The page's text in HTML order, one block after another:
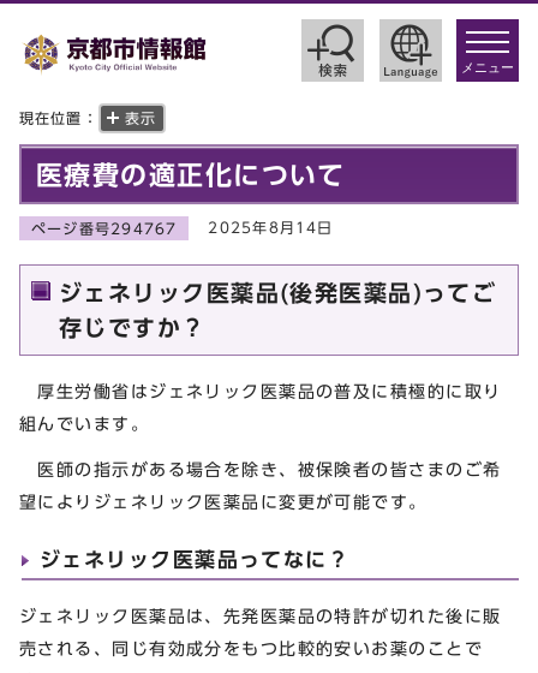
toggle
メニュー
現在位置： 表示
医療費の適正化について
ページ番号294767 2025年8月14日
ジェネリック医薬品(後発医薬品)ってご
存じですか？
厚生労働省はジェネリック医薬品の普及に積極的に取り
組んでいます。
医師の指示がある場合を除き、被保険者の皆さまのご希
望によりジェネリック医薬品に変更が可能です。
ジェネリック医薬品ってなに？
ジェネリック医薬品は、先発医薬品の特許が切れた後に販
売される、同じ有効成分をもつ比較的安いお薬のことで